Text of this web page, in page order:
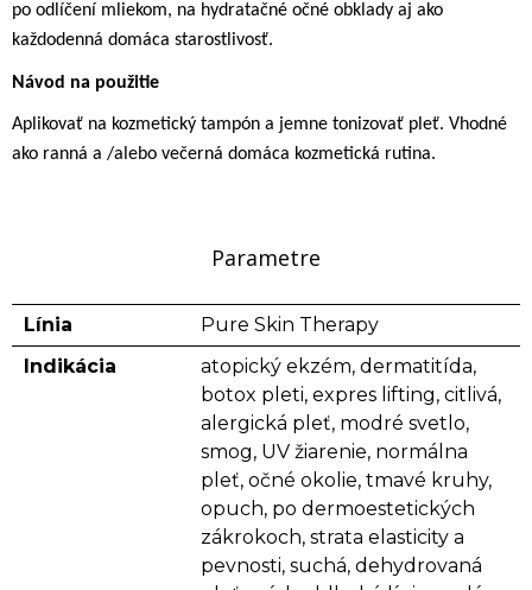
po odlíčení mliekom, na hydratačné očné obklady aj ako
každodenná domáca starostlivosť.
Návod na použitie
Aplikovať na kozmetický tampón a jemne tonizovať pleť. Vhodné
ako ranná a /alebo večerná domáca kozmetická rutina.
Parametre
Línia
Pure Skin Therapy
Indikácia
atopický ekzém, dermatitída,
botox pleti, expres lifting, citlivá,
alergická pleť, modré svetlo,
smog, UV žiarenie, normálna
pleť, očné okolie, tmavé kruhy,
opuch, po dermoestetických
zákrokoch, strata elasticity a
pevnosti, suchá, dehydrovaná